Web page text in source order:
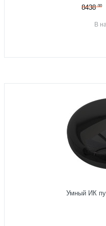
8438 00
В
Умный ИК